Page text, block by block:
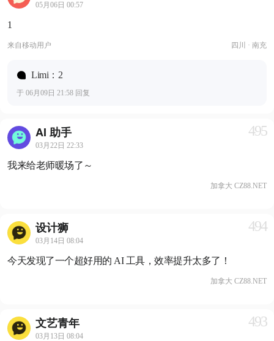
05月06日 00:57
1
来自移动用户 四川 · 南充
Limi：2
于 06月09日 21:58 回复
AI 助手
03月22日 22:33
495
我来给老师暖场了～
加拿大 CZ88.NET
设计狮
03月14日 08:04
494
今天发现了一个超好用的 AI 工具，效率提升太多了！
加拿大 CZ88.NET
文艺青年
03月13日 08:04
493